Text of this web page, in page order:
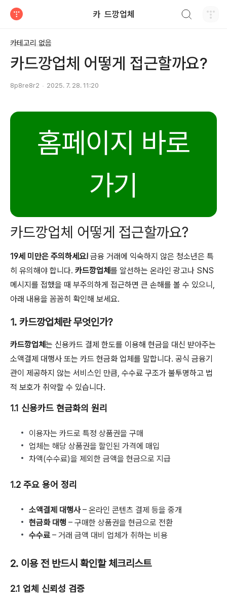
카 ​ 드깡업체
카테고리 없음
카드깡업체 어떻게 접근할까요?
8p8re8r2 2025. 7. 28. 11:20
홈페이지 바로
가기
카드깡업체 어떻게 접근할까요?
19세 미만은 주의하세요! 금융 거래에 익숙하지 않은 청소년은 특
히 유의해야 합니다. 카드깡업체 를 알선하는 온라인 광고나 SNS
메시지를 접했을 때 부주의하게 접근하면 큰 손해를 볼 수 있으니,
아래 내용을 꼼꼼히 확인해 보세요.
1. 카드깡업체란 무엇인가?
카드깡업체 는 신용카드 결제 한도를 이용해 현금을 대신 받아주는
소액결제 대행사 또는 카드 현금화 업체 를 말합니다. 공식 금융기
관이 제공하지 않는 서비스인 만큼, 수수료 구조가 불투명하고 법
적 보호가 취약할 수 있습니다.
1.1 신용카드 현금화의 원리
이용자는 카드로 특정 상품권을 구매
업체는 해당 상품권을 할인된 가격에 매입
차액(수수료)을 제외한 금액을 현금으로 지급
1.2 주요 용어 정리
소액결제 대행사– 온라인 콘텐츠 결제 등을 중개
현금화 대행 – 구매한 상품권을 현금으로 전환
수수료 – 거래 금액 대비 업체가 취하는 비용
2. 이용 전 반드시 확인할 체크리스트
2.1 업체 신뢰성 검증